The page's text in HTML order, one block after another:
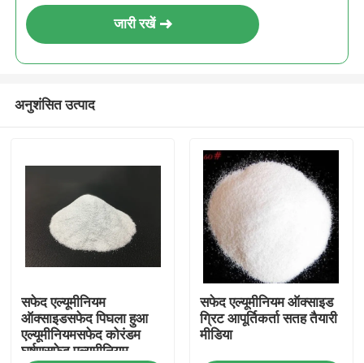
जारी रखें
अनुशंसित उत्पाद
सफेद एल्यूमीनियम
ऑक्साइडसफेद पिघला हुआ
एल्यूमीनियमसफेद कोरंडम
घर्षणसफेद एल्यूमीनियम
सफेद एल्यूमीनियम ऑक्साइड
ग्रिट आपूर्तिकर्ता सतह तैयारी
मीडिया